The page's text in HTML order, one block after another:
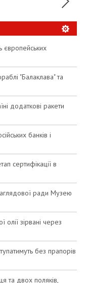
європейських
"Балаклава" та
додаткові ракети
банків і
сертифікації в
ради Музею
зірвані через
без прапорів
та двох поляків,